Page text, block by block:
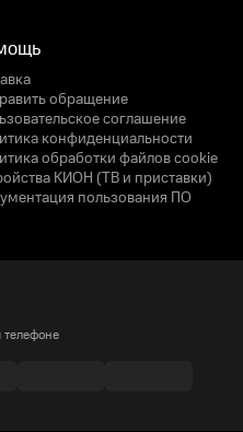
обращение
соглашение
конфиденциальности
обработки файлов cookie
КИОН (ТВ и приставки)
пользования ПО